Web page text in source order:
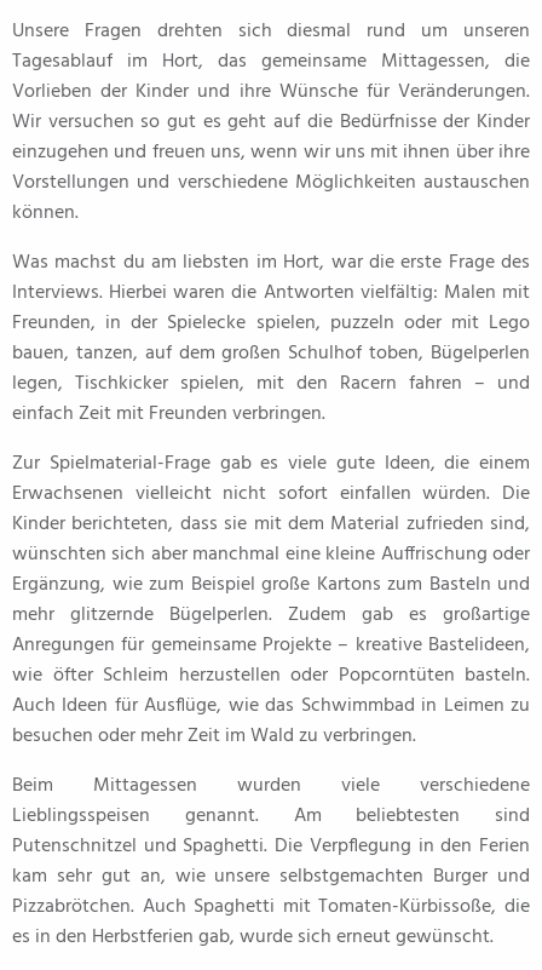
Unsere Fragen drehten sich diesmal rund um unseren
Tagesablauf im Hort, das gemeinsame Mittagessen, die
Vorlieben der Kinder und ihre Wünsche für Veränderungen.
Wir versuchen so gut es geht auf die Bedürfnisse der Kinder
einzugehen und freuen uns, wenn wir uns mit ihnen über ihre
Vorstellungen und verschiedene Möglichkeiten austauschen
können.
Was machst du am liebsten im Hort, war die erste Frage des
Interviews. Hierbei waren die Antworten vielfältig: Malen mit
Freunden, in der Spielecke spielen, puzzeln oder mit Lego
bauen, tanzen, auf dem großen Schulhof toben, Bügelperlen
legen, Tischkicker spielen, mit den Racern fahren – und
einfach Zeit mit Freunden verbringen.
Zur Spielmaterial-Frage gab es viele gute Ideen, die einem
Erwachsenen vielleicht nicht sofort einfallen würden. Die
Kinder berichteten, dass sie mit dem Material zufrieden sind,
wünschten sich aber manchmal eine kleine Auffrischung oder
Ergänzung, wie zum Beispiel große Kartons zum Basteln und
mehr glitzernde Bügelperlen. Zudem gab es großartige
Anregungen für gemeinsame Projekte – kreative Bastelideen,
wie öfter Schleim herzustellen oder Popcorntüten basteln.
Auch Ideen für Ausflüge, wie das Schwimmbad in Leimen zu
besuchen oder mehr Zeit im Wald zu verbringen.
Beim Mittagessen wurden viele verschiedene
Lieblingsspeisen genannt. Am beliebtesten sind
Putenschnitzel und Spaghetti. Die Verpflegung in den Ferien
kam sehr gut an, wie unsere selbstgemachten Burger und
Pizzabrötchen. Auch Spaghetti mit Tomaten-Kürbissoße, die
es in den Herbstferien gab, wurde sich erneut gewünscht.